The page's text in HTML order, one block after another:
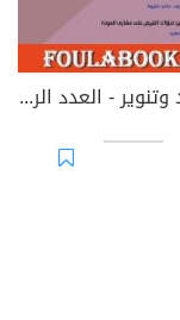
مجلة نقد وتنوير - العدد الرابع عشر